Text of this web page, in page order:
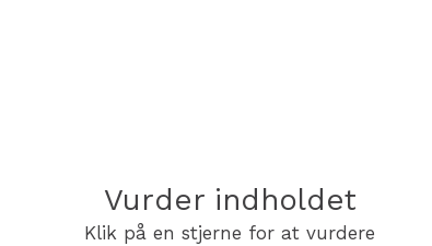
Vurder indholdet
Klik på en stjerne for at vurdere